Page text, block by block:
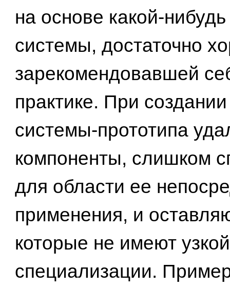
на основе какой-
системы, достаточно
зарекомендовавшей
практике. При
системы-прототипа
компоненты, слишком
для области ее
применения, и
которые не имеют узкой
специализации.